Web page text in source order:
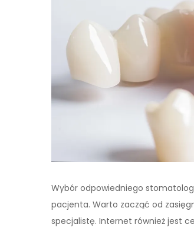
Wybór odpowiedniego
pacjenta. Warto zacząć od
specjalistę. Internet również jest